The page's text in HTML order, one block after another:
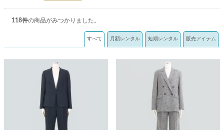
118件の商品がみつかりました。
すべて 月額レンタル 短期レンタル 販売アイテム